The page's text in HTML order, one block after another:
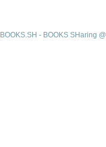
BOOKS.SH - BOOKS SHaring